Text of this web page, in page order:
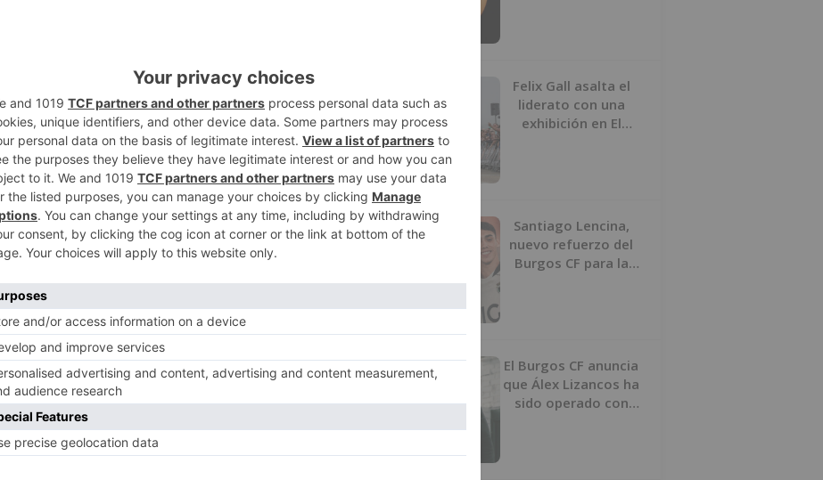
Anteriormente con 20 respuestas
un día más en 'El Tirón', pero la
esta regla (desde el 12 de noviembre)
del martes 19 de noviembre,
y se quedó con 24 preguntas respondidas,
a este nuevo concurso tras el cese de
el pasado 18 de abril. Logró mantenerse
y acumuló un total de 68.400 euros. En
de la pequeña pantalla, por lo pronto,
de su vida y que 'El tirón' ha sido
2
Felix Gall asalta el
liderato con una
exhibición en El
3
Santiago Lencina,
nuevo refuerzo del
Burgos CF para la
4
El Burgos CF anuncia
que Álex Lizancos ha
sido operado con